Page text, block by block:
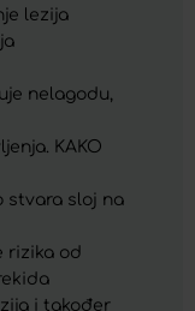
lezija
nelagodu,
KAKO
stvara sloj na
rizika od
i također